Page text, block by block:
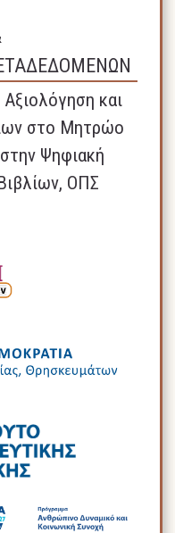
και
στο Μητρώο
Ψηφιακή
ΟΠΣ